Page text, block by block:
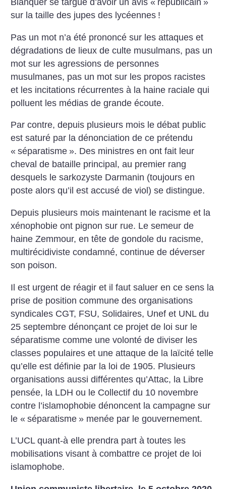
Blanquer se targue d’avoir un avis « républicain »
sur la taille des jupes des lycéennes !
Pas un mot n’a été prononcé sur les attaques et
dégradations de lieux de culte musulmans, pas un
mot sur les agressions de personnes
musulmanes, pas un mot sur les propos racistes
et les incitations récurrentes à la haine raciale qui
polluent les médias de grande écoute.
Par contre, depuis plusieurs mois le débat public
est saturé par la dénonciation de ce prétendu
« séparatisme ». Des ministres en ont fait leur
cheval de bataille principal, au premier rang
desquels le sarkozyste Darmanin (toujours en
poste alors qu’il est accusé de viol) se distingue.
Depuis plusieurs mois maintenant le racisme et la
xénophobie ont pignon sur rue. Le semeur de
haine Zemmour, en tête de gondole du racisme,
multirécidiviste condamné, continue de déverser
son poison.
Il est urgent de réagir et il faut saluer en ce sens la
prise de position commune des organisations
syndicales CGT, FSU, Solidaires, Unef et UNL du
25 septembre dénonçant ce projet de loi sur le
séparatisme comme une volonté de diviser les
classes populaires et une attaque de la laïcité telle
qu’elle est définie par la loi de 1905. Plusieurs
organisations aussi différentes qu’Attac, la Libre
pensée, la LDH ou le Collectif du 10 novembre
contre l’islamophobie dénoncent la campagne sur
le « séparatisme » menée par le gouvernement.
L’UCL quant-à elle prendra part à toutes les
mobilisations visant à combattre ce projet de loi
islamophobe.